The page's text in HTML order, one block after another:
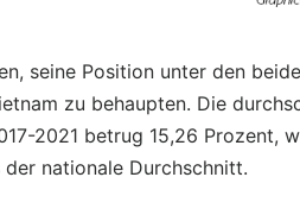
seine Position unter den
zu behaupten. Die
2021 betrug 15,26 Prozent,
nationale Durchschnitt.